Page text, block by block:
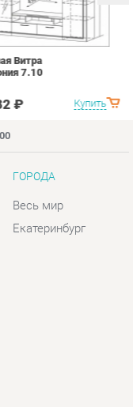
Екатеринбург